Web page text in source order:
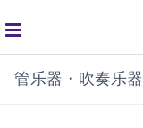
global
navigation
管乐器・吹奏乐器